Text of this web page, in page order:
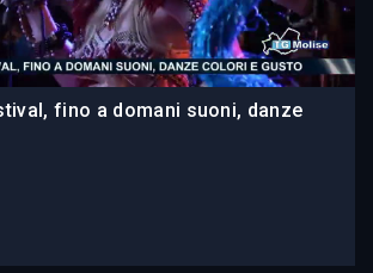
fino a domani suoni, danze